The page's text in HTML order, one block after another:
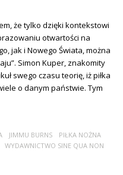
że tylko dzięki kontekstowi
otwartości na
jak i Nowego Świata, można
Simon Kuper, znakomity
swego czasu teorię, iż piłka
o danym państwie. Tym
JIMMU BURNS
PIŁKA NOŻNA
WYDAWNICTWO SINE QUA NON